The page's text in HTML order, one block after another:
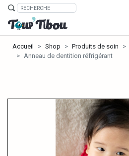
Accueil Shop Produits de soin
Anneau de dentition réfrigérant